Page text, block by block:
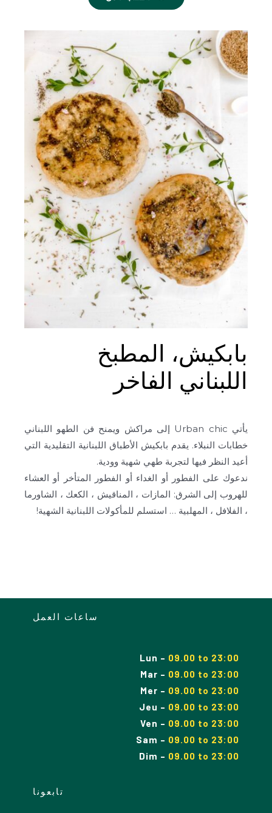
بابكيش، المطبخ
اللبناني الفاخر
يأتي Urban chic إلى مراكش ويمنح فن الطهو اللبناني
خطابات النبلاء. يقدم بابكيش الأطباق اللبنانية التقليدية التي
أعيد النظر فيها لتجربة طهي شهية وودية.
ندعوك على الفطور أو الغداء أو الفطور المتأخر أو العشاء
للهروب إلى الشرق: المازات ، المناقيش ، الكعك ، الشاورما
، الفلافل ، المهلبية … استسلم للمأكولات اللبنانية الشهية!
ساعات العمل
Lun – 09.00 to 23:00
Mar – 09.00 to 23:00
Mer – 09.00 to 23:00
Jeu – 09.00 to 23:00
Ven – 09.00 to 23:00
Sam – 09.00 to 23:00
Dim – 09.00 to 23:00
تابعونا